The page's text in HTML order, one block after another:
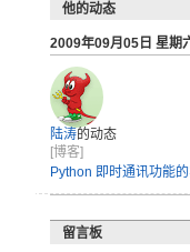
他的动态
2009年09月05日 星期
陆涛的动态
[博客]
Python 即时通讯功能的
留言板